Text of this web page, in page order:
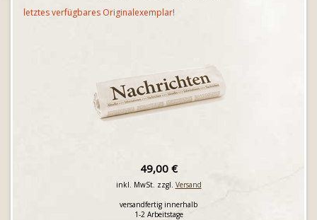
letztes verfügbares Originalexemplar!
49,00 €
inkl. MwSt. zzgl. Versand
versandfertig innerhalb
1-2 Arbeitstage